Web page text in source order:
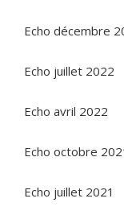
Echo décembre
Echo juillet 2022
Echo avril 2022
Echo octobre
Echo juillet 2021